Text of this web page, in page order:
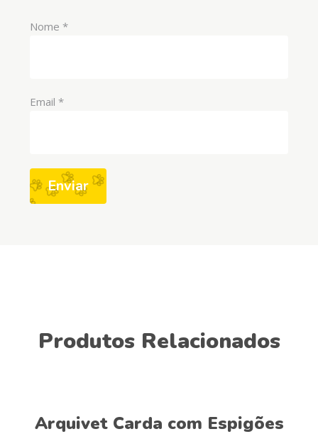
Nome *
Email *
Produtos Relacionados
Adicionar
Arquivet Carda com Espigões